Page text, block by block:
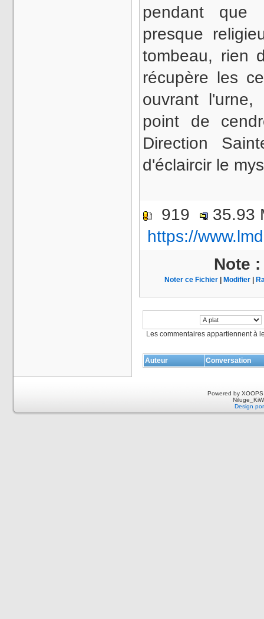
pendant que
presque
tombeau, rien
récupère les
ouvrant l'urne,
point de
Direction
d'éclaircir le
919
https://
Note
Noter ce Fichier Modifier
Les commentaires appartiennent à
Auteur Conversation
Powered by
Design